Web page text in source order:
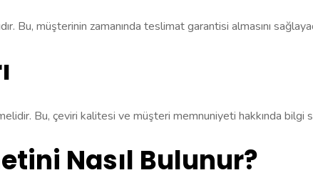
müşterinin zamanında teslimat garantisi almasını
Bu, çeviri kalitesi ve müşteri memnuniyeti hakkında bilgi
Nasıl Bulunur?